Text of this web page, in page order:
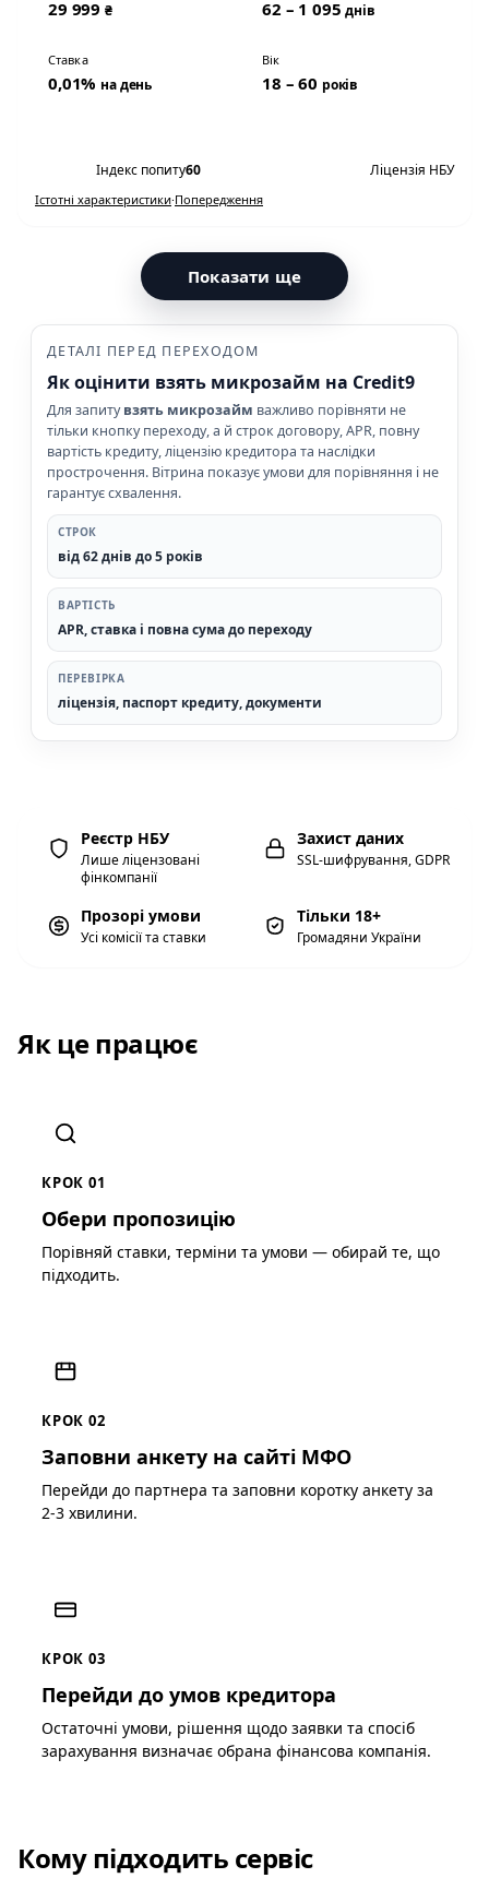
29 999 ₴ 62 – 1 095днів
Ставка
0,01% на день
Вік
18 – 60 років
Індекс попиту60 Ліцензія НБУ
Істотні характеристики·Попередження
Показати ще
ДЕТАЛІ ПЕРЕД ПЕРЕХОДОМ
Як оцінити взять микрозайм на Credit9
Для запитувзять микрозайм важливо порівняти не
тільки кнопку переходу, а й строк договору, APR, повну
вартість кредиту, ліцензію кредитора та наслідки
прострочення. Вітрина показує умови для порівняння і не
гарантує схвалення.
СТРОК
від 62 днів до 5 років
ВАРТІСТЬ
APR, ставка і повна сума до переходу
ПЕРЕВІРКА
ліцензія, паспорт кредиту, документи
Реєстр НБУ
Лише ліцензовані
фінкомпанії
Захист даних
SSL-шифрування, GDPR
Прозорі умови
Усі комісії та ставки
Тільки 18+
Громадяни України
Як це працює
КРОК 01
Обери пропозицію
Порівняй ставки, терміни та умови — обирай те, що
підходить.
КРОК 02
Заповни анкету на сайті МФО
Перейди до партнера та заповни коротку анкету за
2-3 хвилини.
КРОК 03
Перейди до умов кредитора
Остаточні умови, рішення щодо заявки та спосіб
зарахування визначає обрана фінансова компанія.
Кому підходить сервіс